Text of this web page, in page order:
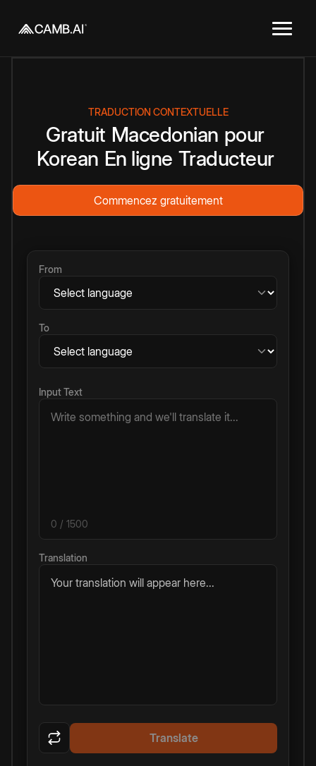
TRADUCTION CONTEXTUELLE
Gratuit Macedonian pour
Korean En ligne Traducteur
Commencez gratuitement
From
To
Input Text
0 / 1500
Translation
Your translation will appear here...
Translate